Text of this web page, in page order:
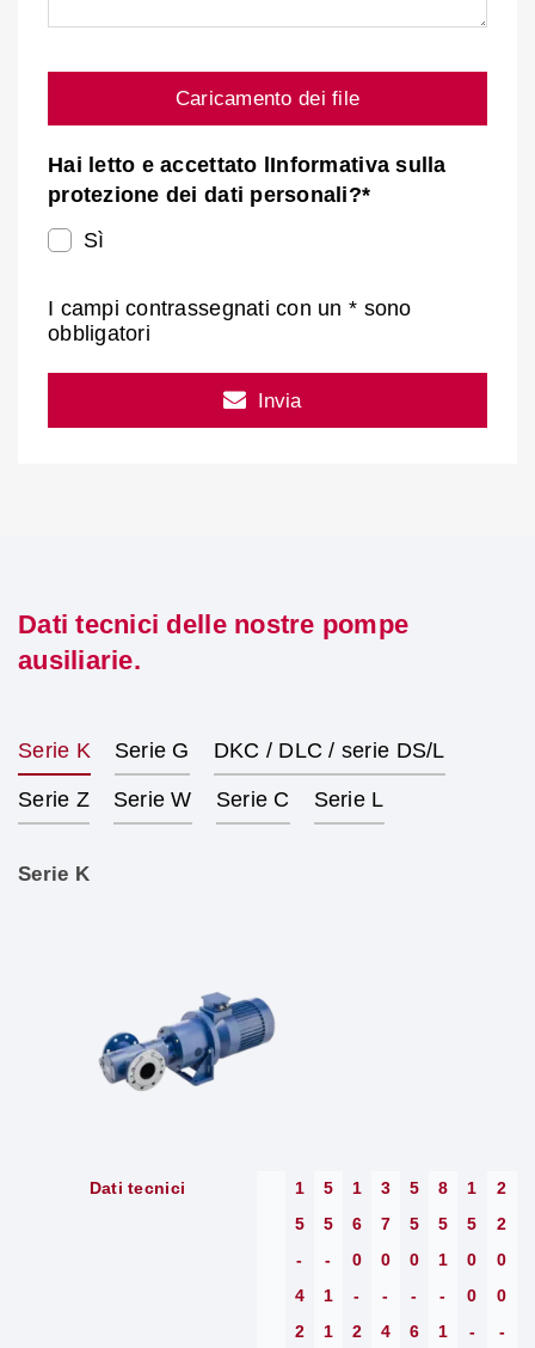
Caricamento dei file
Hai letto e accettato lInformativa sulla
protezione dei dati personali?*
Sì
I campi contrassegnati con un * sono
obbligatori
Invia
Dati tecnici delle nostre pompe
ausiliarie.
Serie K Serie G DKC / DLC / serie DS/L
Serie Z Serie W Serie C Serie L
Serie K
Dati tecnici
1
5
-
4
2
5
5
-
1
1
1
6
0
-
2
3
7
0
-
4
5
5
0
-
6
8
5
1
-
1
1
5
0
0
-
2
2
0
0
-